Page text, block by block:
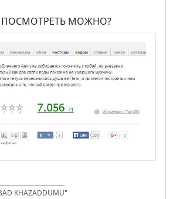
ПОСМОТРЕТЬ МОЖНО?
KHAZADDUMU"